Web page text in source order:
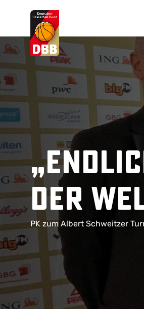
Suchvorschläge
Lorem Ipsum
Dolor Sit
Amet Valputo
der
PK zum Albert Schweitzer